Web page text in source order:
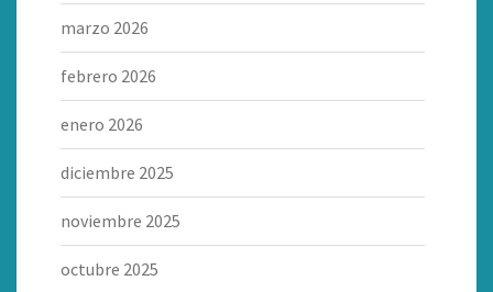
marzo 2026
febrero 2026
enero 2026
diciembre 2025
noviembre 2025
octubre 2025